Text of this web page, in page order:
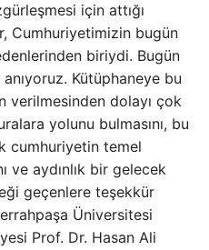
için attığı
Cumhuriyetimizin bugün
biriydi. Bugün
Kütüphaneye bu
verilmesinden dolayı çok
yolunu bulmasını, bu
cumhuriyetin temel
ve aydınlık bir gelecek
geçenlere teşekkür
Üniversitesi
Prof. Dr. Hasan Ali